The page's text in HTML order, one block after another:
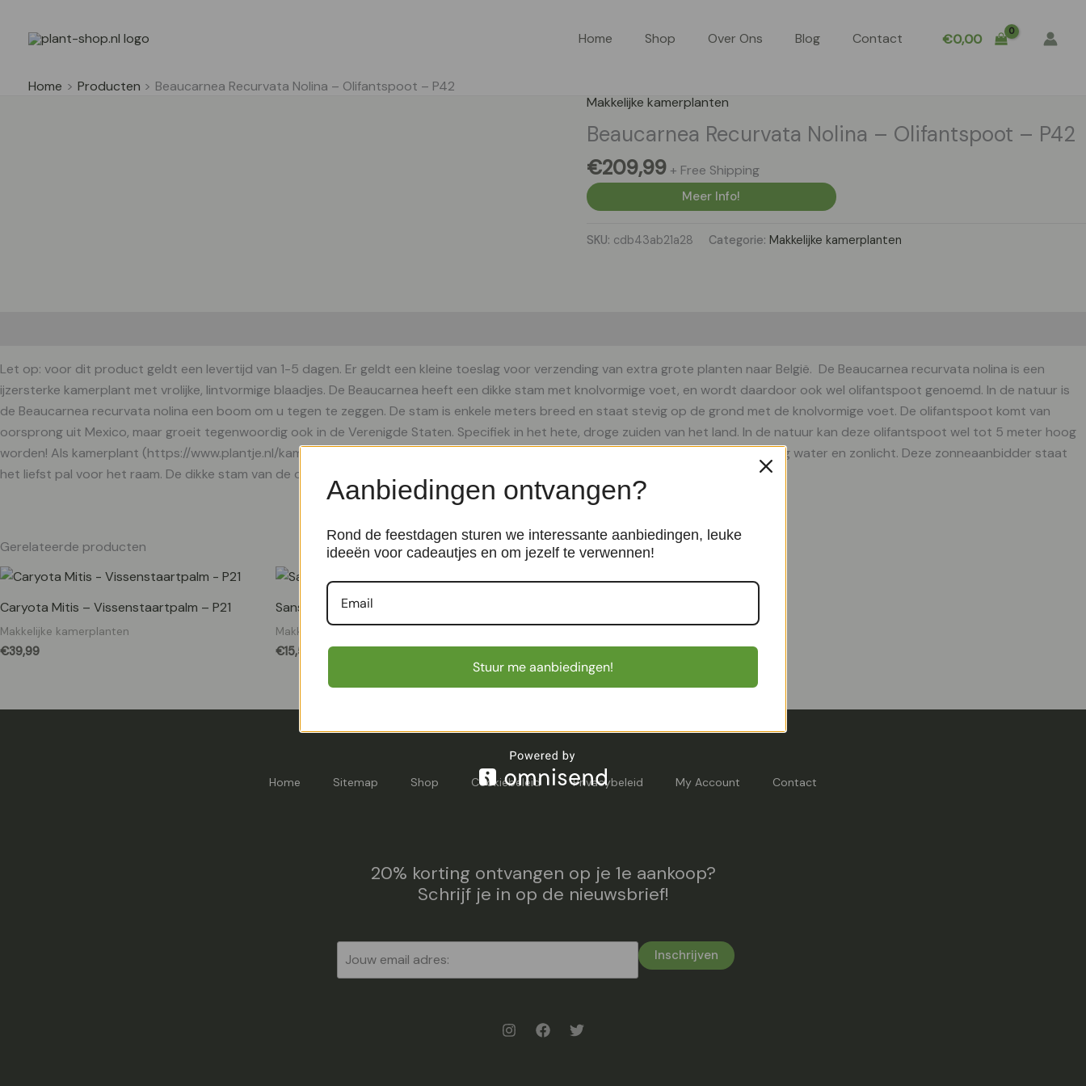
Home Shop Over Ons Blog Contact €0,00
Home Producten
Beaucarnea Recurvata Nolina – Olifantspoot – P42
Makkelijke kamerplanten
Beaucarnea Recurvata Nolina – Olifantspoot – P42
€209,99 + Free Shipping
Meer Info!
SKU: cdb43ab21a28 Categorie: Makkelijke kamerplanten
Let op: voor dit product geldt een levertijd van 1-5 dagen. Er geldt een kleine toeslag voor verzending van extra grote planten naar België. De Beaucarnea recurvata nolina is een
ijzersterke kamerplant met vrolijke, lintvormige blaadjes. De Beaucarnea heeft een dikke stam met knolvormige voet, en wordt daardoor ook wel olifantspoot genoemd. In de natuur is
de Beaucarnea recurvata nolina een boom om u tegen te zeggen. De stam is enkele meters breed en staat stevig op de grond met de knolvormige voet. De olifantspoot komt van
oorsprong uit Mexico, maar groeit tegenwoordig ook in de Verenigde Staten. Specifiek in het hete, droge zuiden van het land. In de natuur kan deze olifantspoot wel tot 5 meter hoog
worden! Als kamerplant (https://www.plantje.nl/kamerplanten/) is de Beaucarnea recurvata nolina dan ook goed bestand tegen weinig water en zonlicht. Deze zonneaanbidder staat
het liefst pal voor het raam. De dikke stam van de olifantspoot is er niet voor niks. Deze is bedoeld om water in
Gerelateerde producten
Caryota Mitis – Vissenstaartpalm – P21
Makkelijke kamerplanten
€39,99
Sansevieria Cylindrica Straight – P12
Makkelijke kamerplanten
€15,50 €10,99
Home Sitemap Shop Cookiebeleid Privacybeleid My Account Contact
20% korting ontvangen op je 1e aankoop?
Schrijf je in op de nieuwsbrief!
Inschrijven
Aanbiedingen ontvangen?
Rond de feestdagen sturen we interessante aanbiedingen, leuke
ideeën voor cadeautjes en om jezelf te verwennen!
Stuur me aanbiedingen!